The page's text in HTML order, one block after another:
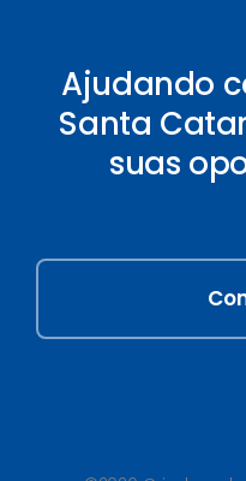
Ajudando
Santa
suas